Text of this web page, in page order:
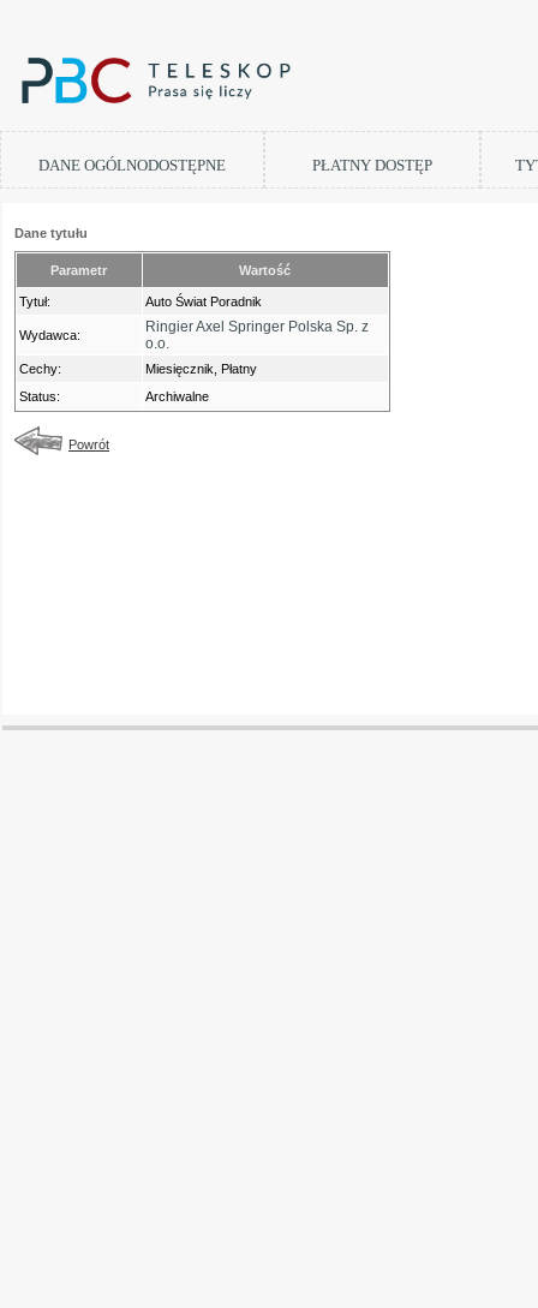
DANE OGÓLNODOSTĘPNE PŁATNY DOSTĘP
Dane tytułu
Parametr Wartość
Tytuł: Auto Świat Poradnik
Wydawca:
Ringier Axel Springer Polska Sp. z
o.o.
Cechy:
Miesięcznik, Płatny
Status:
Archiwalne
Powrót